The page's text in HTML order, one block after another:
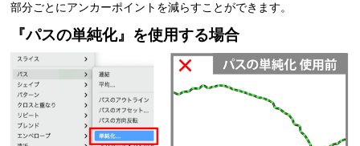
部分ごとにアンカーポイントを減らすことができます。
『パスの単純化』を使用する場合